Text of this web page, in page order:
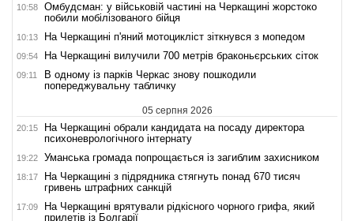
10:58
Омбудсман: у військовій частині на Черкащині жорстоко
побили мобілізованого бійця
10:13 На Черкащині п'яний мотоцикліст зіткнувся з мопедом
09:54 На Черкащині вилучили 700 метрів браконьєрських сіток
09:11
В одному із парків Черкас знову пошкодили
попереджувальну табличку
05 серпня 2026
20:15
На Черкащині обрали кандидата на посаду директора
психоневрологічного інтернату
19:22 Уманська громада попрощається із загиблим захисником
18:17
На Черкащині з підрядника стягнуть понад 670 тисяч
гривень штрафних санкцій
17:09
На Черкащині врятували рідкісного чорного грифа, який
прилетів із Болгарії